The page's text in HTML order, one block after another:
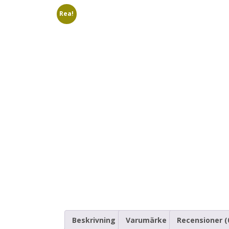
Rea!
Beskrivning Varumärke Recensioner